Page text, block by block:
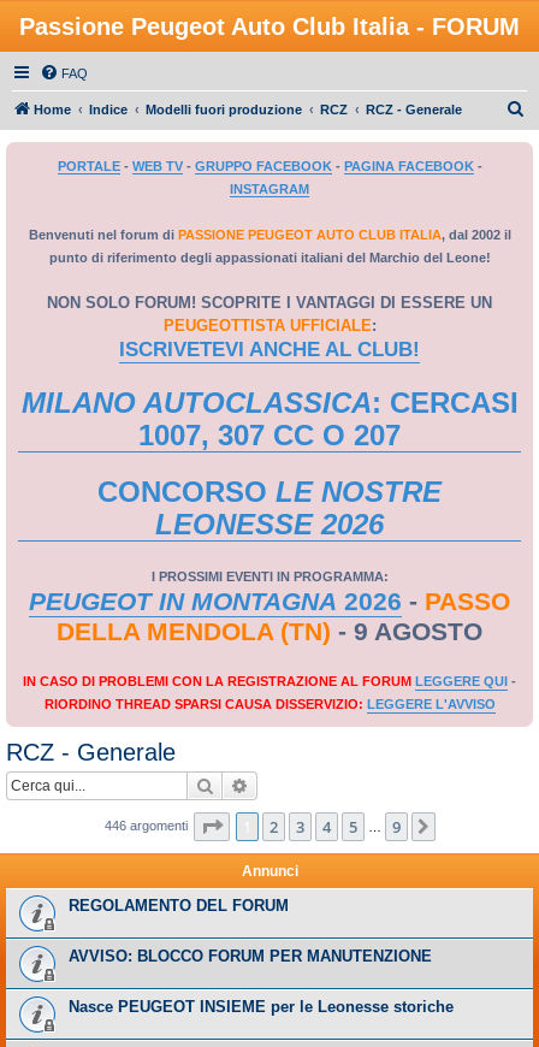
Passione Peugeot Auto Club Italia - FORUM
FAQ
Home Indice Modelli fuori produzione RCZ RCZ - Generale
PORTALE- WEB TV- GRUPPO FACEBOOK- PAGINA FACEBOOK-
INSTAGRAM
Benvenuti nel forum di PASSIONE PEUGEOT AUTO CLUB ITALIA, dal 2002 il
punto di riferimento degli appassionati italiani del Marchio del Leone!
NON SOLO FORUM! SCOPRITE I VANTAGGI DI ESSERE UN
PEUGEOTTISTA UFFICIALE:
ISCRIVETEVI ANCHE AL CLUB!
MILANO AUTOCLASSICA: CERCASI
1007, 307 CC O 207
CONCORSO LE NOSTRE
LEONESSE 2026
I PROSSIMI EVENTI IN PROGRAMMA:
PEUGEOT IN MONTAGNA 2026 - PASSO
DELLA MENDOLA (TN) - 9 AGOSTO
IN CASO DI PROBLEMI CON LA REGISTRAZIONE AL FORUM LEGGERE QUI -
RIORDINO THREAD SPARSI CAUSA DISSERVIZIO: LEGGERE L'AVVISO
RCZ - Generale
Cerca
446 argomenti Pagina di
2 3 4 5 9
Annunci
REGOLAMENTO DEL FORUM
AVVISO: BLOCCO FORUM PER MANUTENZIONE
Nasce PEUGEOT INSIEME per le Leonesse storiche